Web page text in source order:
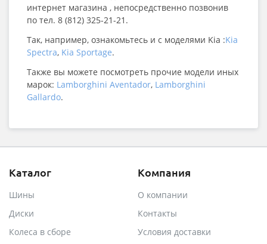
интернет магазина , непосредственно позвонив
по тел. 8 (812) 325-21-21.
Так, например, ознакомьтесь и с моделями Kia :Kia
Spectra, Kia Sportage.
Также вы можете посмотреть прочие модели иных
марок: Lamborghini Aventador, Lamborghini
Gallardo.
Каталог
Шины
Диски
Колеса в сборе
Компания
О компании
Контакты
Условия доставки